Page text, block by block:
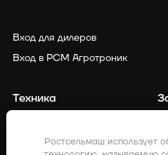
Вход для дилеров
Вход в РСМ Агротроник
Техника
Ростсельмаш использует